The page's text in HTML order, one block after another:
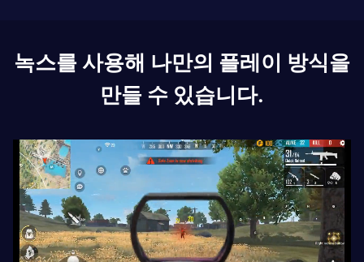
녹스를 사용해 나만의 플레이 방식을
만들 수 있습니다.